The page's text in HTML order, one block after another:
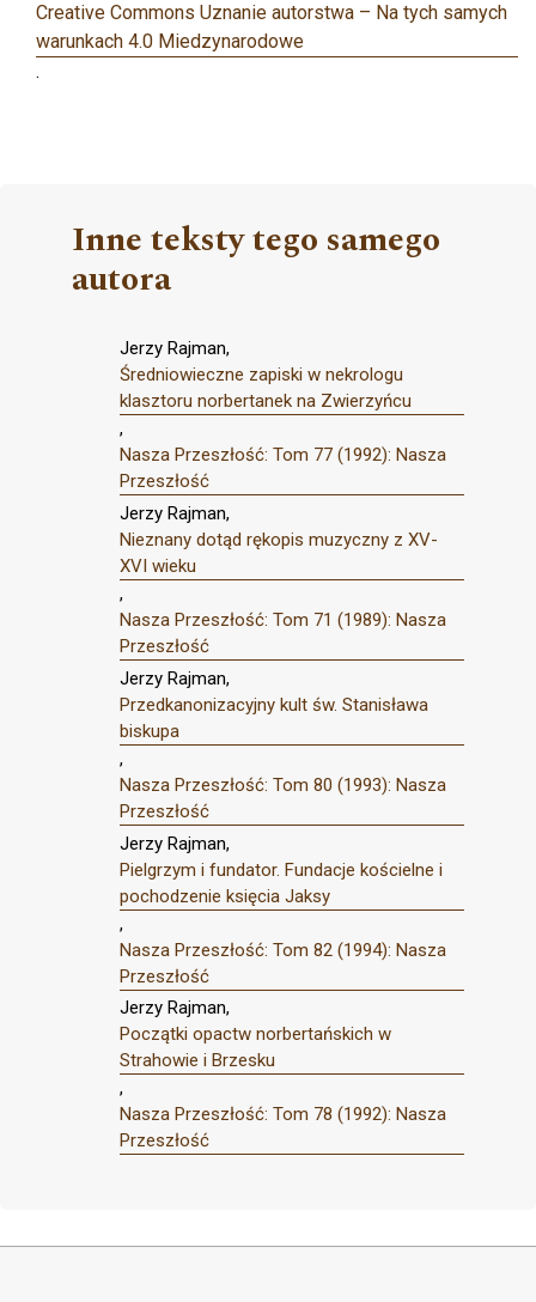
Creative Commons Uznanie autorstwa – Na tych samych
warunkach 4.0 Miedzynarodowe
.
Inne teksty tego samego
autora
Jerzy Rajman,
Średniowieczne zapiski w nekrologu
klasztoru norbertanek na Zwierzyńcu
,
Nasza Przeszłość: Tom 77 (1992): Nasza
Przeszłość
Jerzy Rajman,
Nieznany dotąd rękopis muzyczny z XV-
XVI wieku
,
Nasza Przeszłość: Tom 71 (1989): Nasza
Przeszłość
Jerzy Rajman,
Przedkanonizacyjny kult św. Stanisława
biskupa
,
Nasza Przeszłość: Tom 80 (1993): Nasza
Przeszłość
Jerzy Rajman,
Pielgrzym i fundator. Fundacje kościelne i
pochodzenie księcia Jaksy
,
Nasza Przeszłość: Tom 82 (1994): Nasza
Przeszłość
Jerzy Rajman,
Początki opactw norbertańskich w
Strahowie i Brzesku
,
Nasza Przeszłość: Tom 78 (1992): Nasza
Przeszłość